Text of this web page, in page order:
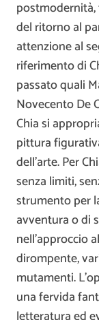
del ritorno al
attenzione al
riferimento di
passato quali
Novecento De
Chia si
pittura
dell’arte. Per
senza limiti,
strumento per
avventura o di
nell’approccio
dirompente,
mutamenti.
una fervida